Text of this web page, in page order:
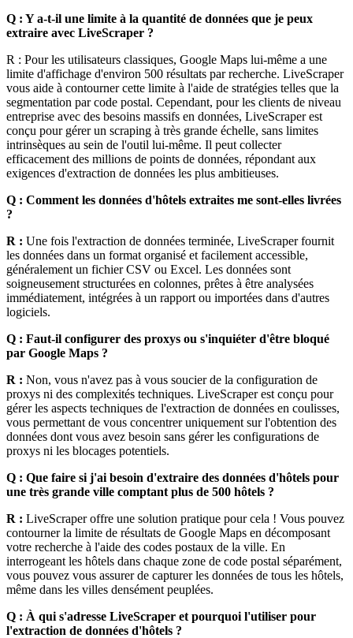
Q : Y a-t-il une limite à la quantité de données que je peux
extraire avec LiveScraper ?
R : Pour les utilisateurs classiques, Google Maps lui-même a une
limite d'affichage d'environ 500 résultats par recherche. LiveScraper
vous aide à contourner cette limite à l'aide de stratégies telles que la
segmentation par code postal. Cependant, pour les clients de niveau
entreprise avec des besoins massifs en données, LiveScraper est
conçu pour gérer un scraping à très grande échelle, sans limites
intrinsèques au sein de l'outil lui-même. Il peut collecter
efficacement des millions de points de données, répondant aux
exigences d'extraction de données les plus ambitieuses.
Q : Comment les données d'hôtels extraites me sont-elles livrées
?
R : Une fois l'extraction de données terminée, LiveScraper fournit
les données dans un format organisé et facilement accessible,
généralement un fichier CSV ou Excel. Les données sont
soigneusement structurées en colonnes, prêtes à être analysées
immédiatement, intégrées à un rapport ou importées dans d'autres
logiciels.
Q : Faut-il configurer des proxys ou s'inquiéter d'être bloqué
par Google Maps ?
R : Non, vous n'avez pas à vous soucier de la configuration de
proxys ni des complexités techniques. LiveScraper est conçu pour
gérer les aspects techniques de l'extraction de données en coulisses,
vous permettant de vous concentrer uniquement sur l'obtention des
données dont vous avez besoin sans gérer les configurations de
proxys ni les blocages potentiels.
Q : Que faire si j'ai besoin d'extraire des données d'hôtels pour
une très grande ville comptant plus de 500 hôtels ?
R : LiveScraper offre une solution pratique pour cela ! Vous pouvez
contourner la limite de résultats de Google Maps en décomposant
votre recherche à l'aide des codes postaux de la ville. En
interrogeant les hôtels dans chaque zone de code postal séparément,
vous pouvez vous assurer de capturer les données de tous les hôtels,
même dans les villes densément peuplées.
Q : À qui s'adresse LiveScraper et pourquoi l'utiliser pour
l'extraction de données d'hôtels ?